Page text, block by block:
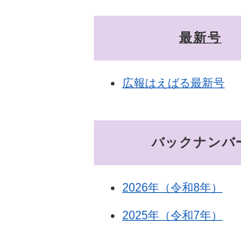
最新号
広報はえばる最新号
バックナンバ
2026年（令和8年）
2025年（令和7年）